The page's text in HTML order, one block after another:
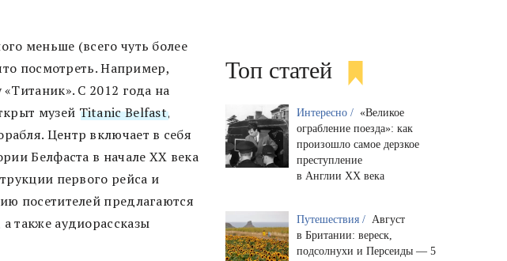
меньше (всего чуть более
посмотреть. Например,
С 2012 года на
музей Titanic Belfast,
Центр включает в себя
Белфаста в начале XX века
первого рейса и
посетителей предлагаются
также аудиорассказы
Топ статей
Интересно / «Великое
ограбление поезда»: как
произошло самое дерзкое
преступление
в Англии XX века
Путешествия / Август
в Британии: вереск,
подсолнухи и Персеиды — 5